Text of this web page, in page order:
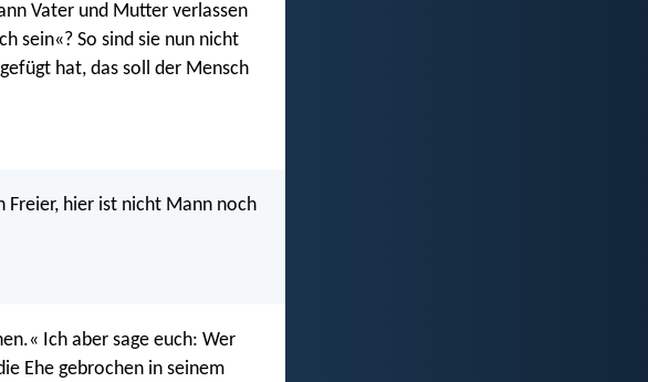
Vater und Mutter verlassen
sein«? So sind sie nun nicht
hat, das soll der Mensch
Freier, hier ist nicht Mann noch
Ich aber sage euch: Wer
Ehe gebrochen in seinem